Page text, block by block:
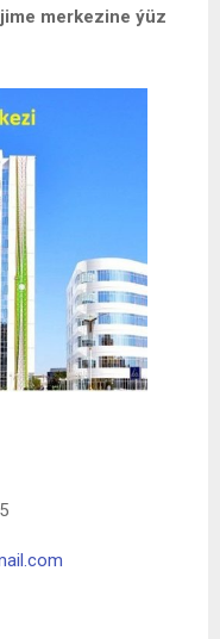
merkezine ýüz